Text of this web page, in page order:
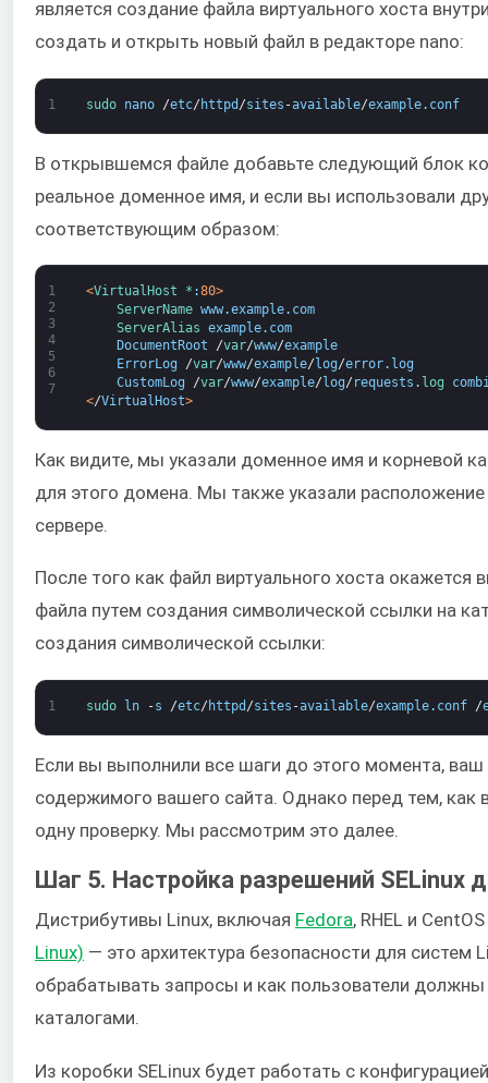
является создание файла виртуального хоста
создать и открыть новый файл в редакторе nano:
1 sudo nano /etc/ httpd /sites -available/example. conf
В открывшемся файле добавьте следующий блок
реальное доменное имя, и если вы использовали
соответствующим образом:
1
2
3
4
5
6
7
<VirtualHost * :80>
ServerName www.example. com
ServerAlias example. com
DocumentRoot
/var/www/example
ErrorLog
/var/www/example/ log/error. log
CustomLog
/var/www/example/ log/ requests . log
</VirtualHost>
Как видите, мы указали доменное имя и корневой
для этого домена. Мы также указали
сервере.
После того как файл виртуального хоста окажется
файла путем создания символической ссылки на
создания символической ссылки:
1 sudo ln -s /etc/ httpd /sites -available/example. conf /
Если вы выполнили все шаги до этого момента,
содержимого вашего сайта. Однако перед тем, как
одну проверку. Мы рассмотрим это далее.
Шаг 5. Настройка разрешений SELinux
Дистрибутивы Linux, включая Fedora, RHEL и
Linux) — это архитектура безопасности для систем
обрабатывать запросы и как пользователи
каталогами.
Из коробки SELinux будет работать с